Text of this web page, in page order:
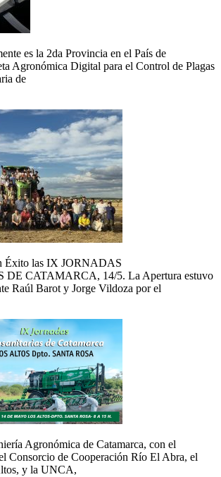
es la 2da Provincia en el País de
Agronómica Digital para el Control de Plagas
de
Éxito las IX JORNADAS
CATAMARCA, 14/5. La Apertura estuvo
Raúl Barot y Jorge Vildoza por el
Agronómica de Catamarca, con el
Consorcio de Cooperación Río El Abra, el
y la UNCA,